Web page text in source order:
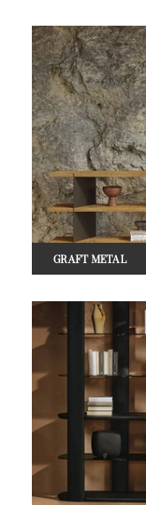
GRAFT METAL